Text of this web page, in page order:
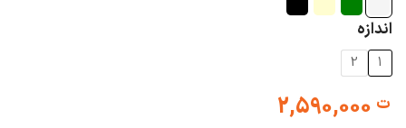
اندازه
2
ت2,590,000